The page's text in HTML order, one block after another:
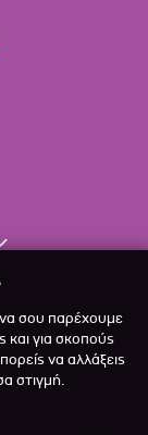
σου παρέχουμε
και για σκοπούς
να αλλάξεις
στιγμή.